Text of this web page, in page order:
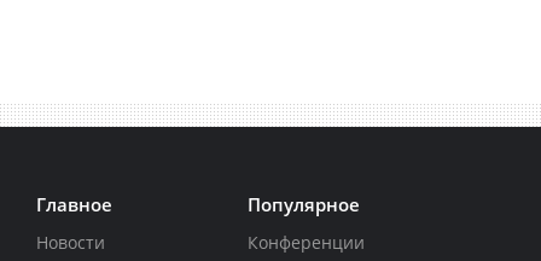
Главное
Новости
Популярное
Конференции